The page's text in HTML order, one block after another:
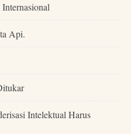
Api.
Intelektual Harus